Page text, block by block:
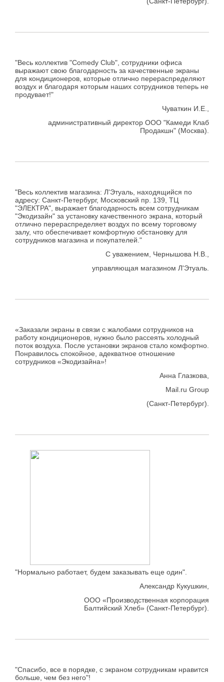
"Весь коллектив "Comedy Club", сотрудники офиса
выражают свою благодарность за качественные экраны
для кондиционеров, которые отлично перераспределяют
воздух и благодаря которым наших сотрудников теперь не
продувает!"
Чуваткин И.Е.,
административный директор ООО "Камеди Клаб
Продакшн" (Москва).
"Весь коллектив магазина: Л'Этуаль, находящийся по
адресу: Санкт-Петербург, Московский пр. 139, ТЦ
"ЭЛЕКТРА", выражает благодарность всем сотрудникам
"Экодизайн" за установку качественного экрана, который
отлично перераспределяет воздух по всему торговому
залу, что обеспечивает комфортную обстановку для
сотрудников магазина и покупателей."
С уважением, Чернышова Н.В.,
управляющая магазином Л'Этуаль.
«Заказали экраны в связи с жалобами сотрудников на
работу кондиционеров, нужно было рассеять холодный
поток воздуха. После установки экранов стало комфортно.
Понравилось спокойное, адекватное отношение
сотрудников «Экодизайна»!
Анна Глазкова,
Mail.ru Group
(Санкт-Петербург).
"Нормально работает, будем заказывать еще один".
Александр Кукушкин,
ООО «Производственная корпорация
Балтийский Хлеб» (Санкт-Петербург).
"Спасибо, все в порядке, с экраном сотрудникам нравится
больше, чем без него"!